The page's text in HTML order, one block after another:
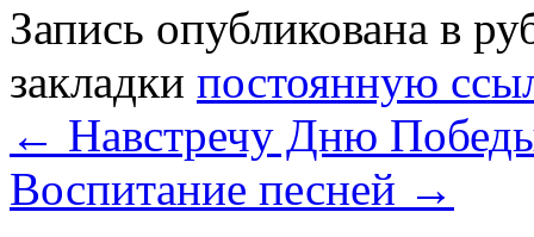
Запись опубликована в
закладки постоянную
← Навстречу Дню
Воспитание песней →